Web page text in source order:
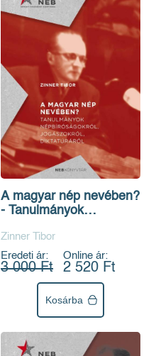
A magyar nép nevében?
- Tanulmányok
jogászokról, diktatúráról
Zinner Tibor
Eredeti ár:
3 000 Ft
Online ár:
2 520 Ft
Kosárba